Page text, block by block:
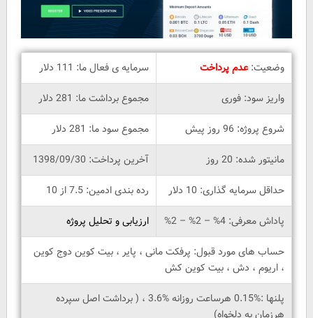
وضعیت:عدم پرداخت
سرمایه ی فعال ما: 111 دلار
واریز سود: فوری
مجموع برداشت ما: 281 دلار
شروع پروژه: 96 روز پیش
مجموع سود ما: 281 دلار
مانیتور شده: 20 روز
آخرین پرداخت: 1398/09/30
حداقل سرمایه گذاری: 10 دلار
رده بندی ادمین: 7.5 از 10
پاداش معرفی: 4% – 2% – 2%
ارزیابی و تحلیل پروژه
حساب های مورد قبول: پرفکت مانی ، پایر ، بیت کوین دوج کوین
، اریوم ، دش ، بیت کوین کش
پلنها :%0.15 هرساعت روزانه %3.6 ، ( برداشت اصل سپرده
هرزمان به دلخواه)